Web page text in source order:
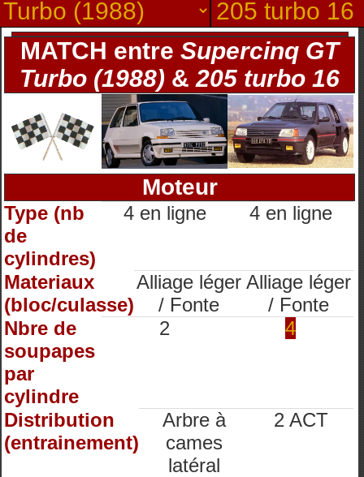
MATCH entreSupercinq GT
Turbo (1988) &205 turbo 16
Moteur
Type (nb
de
cylindres)
4 en ligne 4 en ligne
Materiaux
(bloc/culasse)
Alliage léger
/ Fonte
Alliage léger
/ Fonte
Nbre de
soupapes
par
cylindre
2 4
Distribution
(entrainement)
Arbre à
cames
latéral
2 ACT